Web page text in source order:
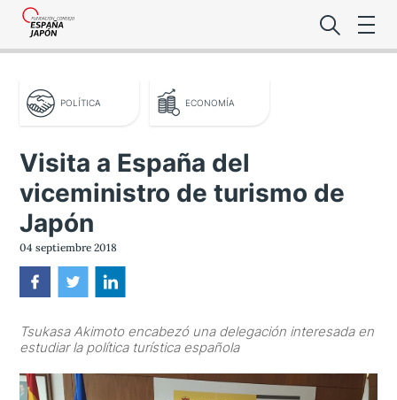
Lo último de la
POLÍTICA ECONOMÍA
Visita a España del
viceministro de turismo de
Japón
04 septiembre 2018
Tsukasa Akimoto encabezó una delegación interesada en
estudiar la política turística española